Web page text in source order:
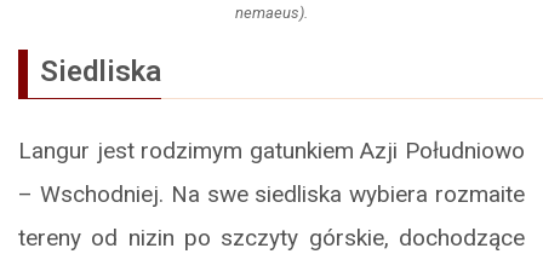
nemaeus).
Siedliska
Langur jest rodzimym gatunkiem Azji Południowo
– Wschodniej. Na swe siedliska wybiera rozmaite
tereny od nizin po szczyty górskie, dochodzące